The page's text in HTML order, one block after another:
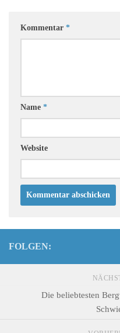
Kommentar *
Name *
Website
FOLGEN:
Die beliebtesten